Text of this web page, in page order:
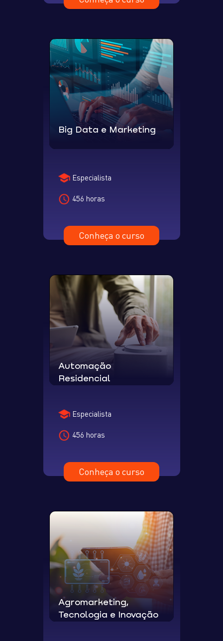
Big Data e Marketing
Especialista
456 horas
Conheça o curso
Automação
Residencial
Especialista
456 horas
Conheça o curso
Agromarketing,
Tecnologia e Inovação